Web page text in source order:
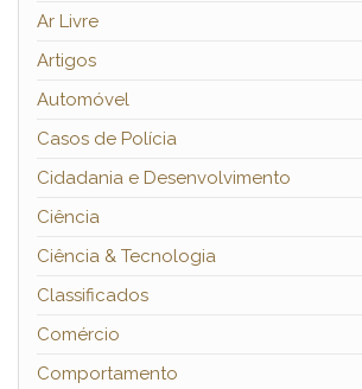
Ar Livre
Artigos
Automóvel
Casos de Polícia
Cidadania e Desenvolvimento
Ciência
Ciência & Tecnologia
Classificados
Comércio
Comportamento